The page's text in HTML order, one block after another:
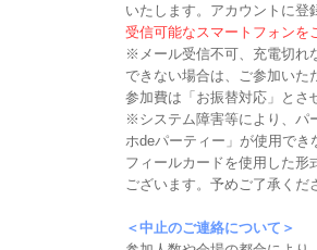
いたします。アカウントに登
受信可能なスマートフォンを
※メール受信不可、充電切れ
できない場合は、ご参加いた
参加費は「お振替対応」とさ
※システム障害等により、パ
ホdeパーティー」が使用でき
フィールカードを使用した形
ございます。予めご了承くだ
＜中止のご連絡について＞